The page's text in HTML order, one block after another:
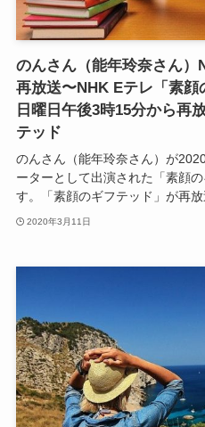
のんさん（能年玲奈さん）
再放送〜NHK Eテレ「素顔
日曜日午後3時15分から再
テッド
のんさん（能年玲奈さん）が
ーターとして出演された「素顔
す。「素顔のギフテッド」が再
2020年3月11日